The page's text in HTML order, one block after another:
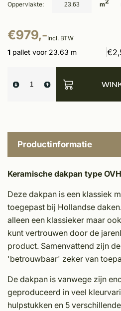
Oppervlakte: m
€979,-Incl. BTW
1 pallet voor 23.63 m
Productinformatie
Keramische dakpan type
Deze dakpan is een klassiek
toegepast bij Hollandse
alleen een klassieker maar
kunt vertrouwen door de
product. Samenvattend zijn
'betrouwbaar' zeker van
De dakpan is vanwege zijn
geproduceerd in veel
hulpstukken en 5